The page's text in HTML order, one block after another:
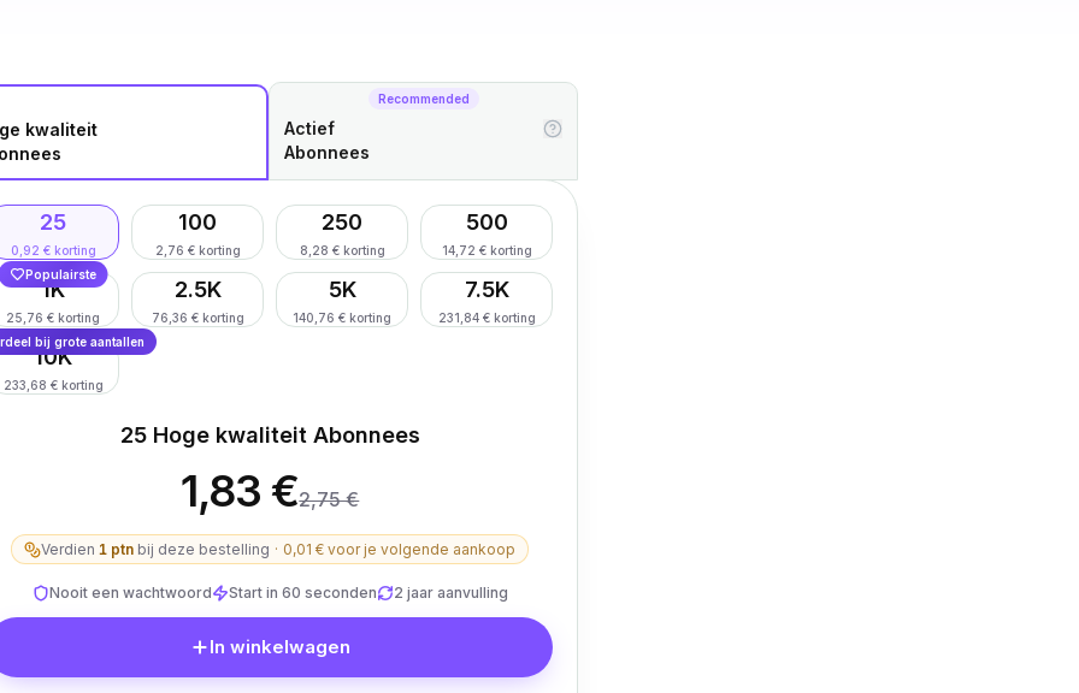
kwaliteit
Recommended
Actief
Abonnees
25
0,92 € korting
100
2,76 € korting
250
8,28 € korting
500
14,72 € korting
Populairste
1K
25,76 € korting
2.5K
76,36 € korting
5K
140,76 € korting
7.5K
231,84 € korting
bij grote aantallen
10K
233,68 € korting
25 Hoge kwaliteit Abonnees
1,83 €2,75 €
Verdien 1 ptn bij deze bestelling · 0,01 € voor je volgende aankoop
Nooit een wachtwoord Start in 60 seconden 2 jaar aanvulling
In winkelwagen